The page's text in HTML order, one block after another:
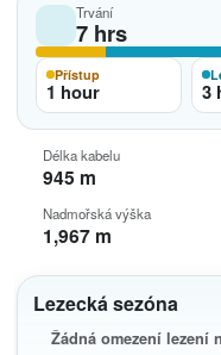
Lezecká sezóna
Žádná omezení lezení
Trvání
7 hrs
Přístup
1 hour 3
Délka kabelu
945 m
Nadmořská výška
1,967 m